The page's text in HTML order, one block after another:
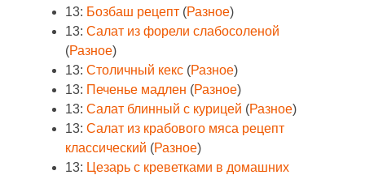
13: Бозбаш рецепт (Разное)
13: Салат из форели слабосоленой
(Разное)
13: Столичный кекс (Разное)
13: Печенье мадлен (Разное)
13: Салат блинный с курицей (Разное)
13: Салат из крабового мяса рецепт
классический (Разное)
13: Цезарь с креветками в домашних